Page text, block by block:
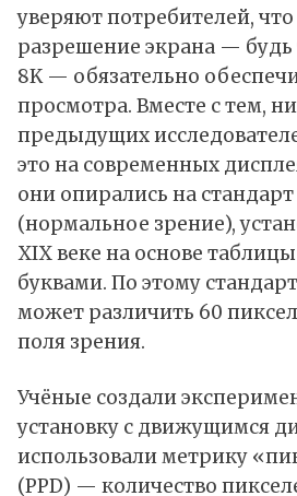
уверяют потребителей,
разрешение экрана — будь
8K — обязательно
просмотра. Вместе с тем,
предыдущих
это на современных
они опирались на
(нормальное зрение),
XIX веке на основе
буквами. По этому
может различить 60
поля зрения.
Учёные создали
установку с движущимся
использовали метрику
(PPD) — количество